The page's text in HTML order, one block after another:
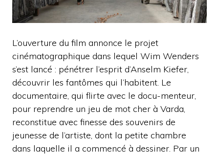
L’ouverture du film annonce le projet
cinématographique dans lequel Wim Wenders
s’est lancé : pénétrer l’esprit d’Anselm Kiefer,
découvrir les fantômes qui l’habitent. Le
documentaire, qui flirte avec le docu-menteur,
pour reprendre un jeu de mot cher à Varda,
reconstitue avec finesse des souvenirs de
jeunesse de l’artiste, dont la petite chambre
dans laquelle il a commencé à dessiner. Par un